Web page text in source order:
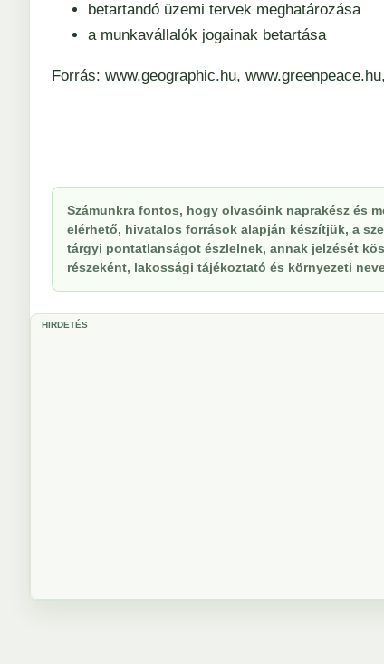
betartandó üzemi tervek meghatározása
a munkavállalók jogainak betartása
Forrás: www.geographic.hu,
Számunkra fontos, hogy olvasóink naprakész és
elérhető, hivatalos források alapján készítjük, a
tárgyi pontatlanságot észlelnek, annak jelzését
részeként, lakossági tájékoztató és környezeti
HIRDETÉS